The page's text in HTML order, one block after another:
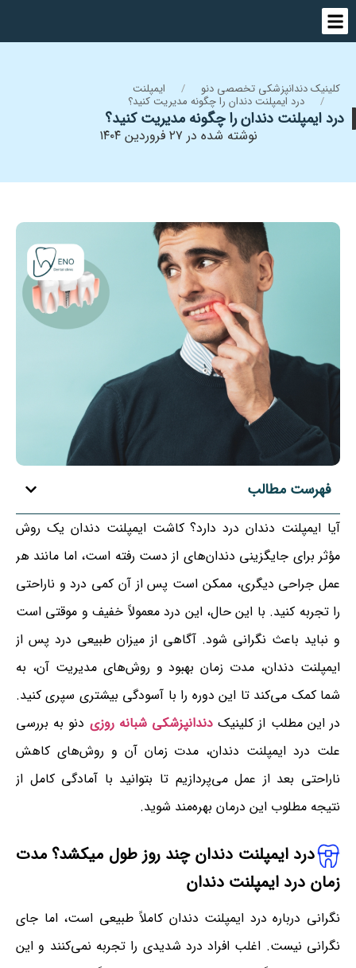
کلینیک دندانپزشکی تخصصی دنو ایمپلنت
درد ایمپلنت دندان را چگونه مدیریت کنید؟
درد ایمپلنت دندان را چگونه مدیریت کنید؟
نوشته شده در ۲۷ فروردین ۱۴۰۴
فهرست مطالب
آیا ایمپلنت دندان درد دارد؟ کاشت ایمپلنت دندان یک روش
مؤثر برای جایگزینی دندان‌های از دست رفته است، اما مانند هر
عمل جراحی دیگری، ممکن است پس از آن کمی درد و ناراحتی
را تجربه کنید. با این حال، این درد معمولاً خفیف و موقتی است
و نباید باعث نگرانی شود. آگاهی از میزان طبیعی درد پس از
ایمپلنت دندان، مدت زمان بهبود و روش‌های مدیریت آن، به
شما کمک می‌کند تا این دوره را با آسودگی بیشتری سپری کنید.
در این مطلب از کلینیک دندانپزشکی شبانه روزی دنو به بررسی
علت درد ایمپلنت دندان، مدت زمان آن و روش‌های کاهش
ناراحتی بعد از عمل می‌پردازیم تا بتوانید با آمادگی کامل از
نتیجه مطلوب این درمان بهره‌مند شوید.
درد ایمپلنت دندان چند روز طول میکشد؟ مدت
زمان درد ایمپلنت دندان
نگرانی درباره درد ایمپلنت دندان کاملاً طبیعی است، اما جای
نگرانی نیست. اغلب افراد درد شدیدی را تجربه نمی‌کنند و این